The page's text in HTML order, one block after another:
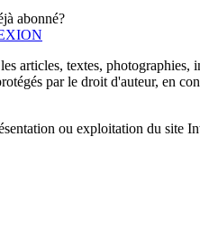
abonné?
articles, textes,
par le droit d'auteur, en
ou exploitation du site